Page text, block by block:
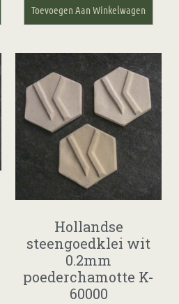
Toevoegen Aan Winkelwagen
Hollandse
steengoedklei wit
0.2mm
poederchamotte K-
60000